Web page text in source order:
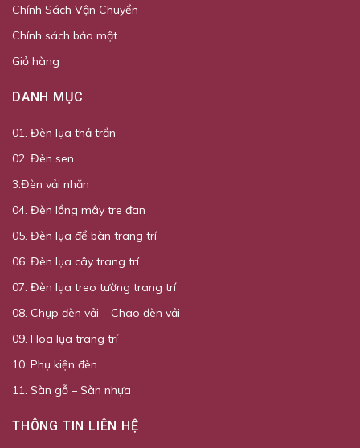
Chính Sách Vận Chuyển
Chính sách bảo mật
Giỏ hàng
DANH MỤC
01. Đèn lụa thả trần
02. Đèn sen
3.Đèn vải nhăn
04. Đèn lồng mây tre đan
05. Đèn lụa để bàn trang trí
06. Đèn lụa cây trang trí
07. Đèn lụa treo tường trang trí
08. Chụp đèn vải – Chao đèn vải
09. Hoa lụa trang trí
10. Phụ kiện đèn
11. Sàn gỗ – Sàn nhựa
THÔNG TIN LIÊN HỆ